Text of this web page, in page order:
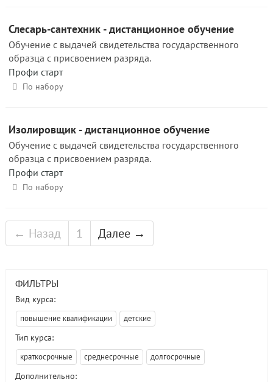
Слесарь-сантехник - дистанционное обучение
Обучение с выдачей свидетельства государственного
образца с присвоением разряда.
Профи старт
По набору
Изолировщик - дистанционное обучение
Обучение с выдачей свидетельства государственного
образца с присвоением разряда.
Профи старт
По набору
← Назад 1 Далее →
ФИЛЬТРЫ
Вид курса:
повышение квалификации детские
Тип курса:
краткосрочные среднесрочные долгосрочные
Дополнительно: